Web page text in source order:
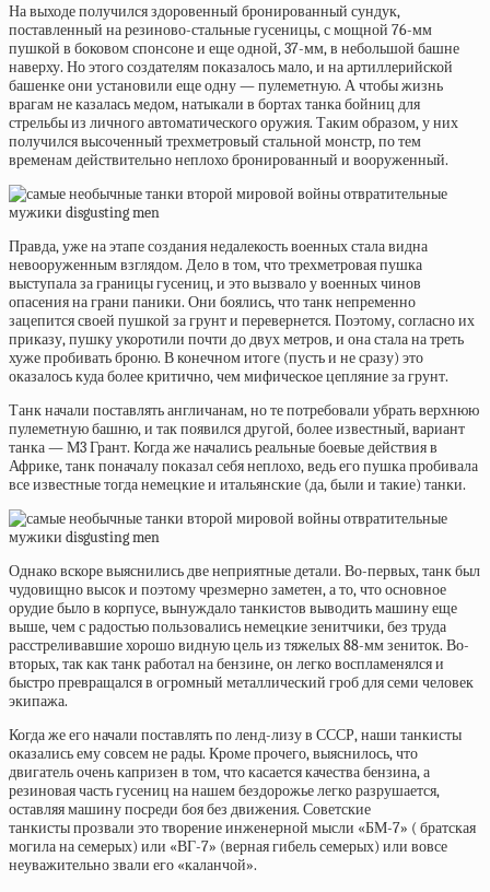
На выходе получился здоровенный бронированный сундук,
поставленный на резиново-стальные гусеницы, с мощной 76-мм
пушкой в боковомспонсонеи еще одной, 37-мм, в небольшой башне
наверху. Но этого создателям показалось мало, и на артиллерийской
башенке они установили еще одну — пулеметную. А чтобы жизнь
врагам не казалась медом, натыкали в бортах танка бойниц для
стрельбы из личного автоматического оружия. Таким образом, у них
получился высоченный трехметровый стальной монстр, по тем
временам действительно неплохо бронированный и вооруженный.
Правда, уже на этапе создания недалекость военных сталавидна
невооруженным взглядом. Дело в том, что трехметровая пушка
выступала за границы гусениц, и это вызвало у военных чинов
опасения на грани паники. Они боялись, что танк непременно
зацепится своей пушкой за грунт и перевернется. Поэтому, согласно их
приказу, пушку укоротили почти до двух метров, и она стала на треть
хуже пробивать броню. В конечном итоге (пусть и не сразу) это
оказалось куда более критично, чем мифическое цепляние за грунт.
Танк начали поставлять англичанам, но те потребовали убрать верхнюю
пулеметную башню, и так появился другой, более известный, вариант
танка — М3 Грант. Когда же начались реальные боевые действия в
Африке, танк поначалу показал себя неплохо, ведь его пушка пробивала
все известные тогда немецкие и итальянские (да, были и такие) танки.
Однако вскоре выяснились две неприятные детали. Во-первых, танк был
чудовищно высок и поэтому чрезмерно заметен, а то, что основное
орудие было в корпусе, вынуждало танкистов выводить машину еще
выше, чем с радостью пользовались немецкие зенитчики, без труда
расстреливавшие хорошо видную цель из тяжелых 88-мм зениток. Во-
вторых, так как танк работал на бензине, он легко воспламенялся и
быстро превращался в огромный металлический гроб для семи человек
экипажа.
Когда же его начали поставлять по ленд-лизу в СССР, наши танкисты
оказались ему совсем не рады. Кроме прочего, выяснилось, что
двигатель очень капризен в том, что касается качества бензина, а
резиновая часть гусениц на нашем бездорожье легко разрушается,
оставляя машину посреди боя без движения. Советские
танкистыпрозвали это творение инженерной мысли «БМ-7» ( братская
могила на семерых) или «ВГ-7» (верная гибель семерых) или вовсе
неуважительно звали его «каланчой».